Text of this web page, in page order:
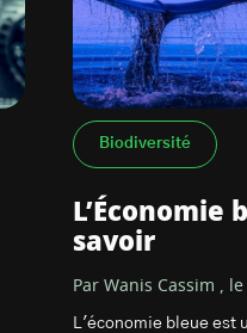
Biodiversité
L’Économie
savoir
Par Wanis Cassim ,
L'économie bleue est